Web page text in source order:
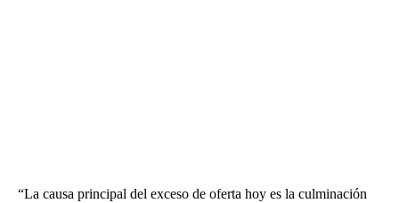
“La causa principal del exceso de oferta hoy es la culminación